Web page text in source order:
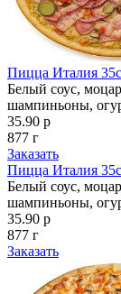
Пицца Италия
Белый соус,
шампиньоны,
35.90 р
877 г
Заказать
Пицца Италия
Белый соус,
шампиньоны,
35.90 р
877 г
Заказать